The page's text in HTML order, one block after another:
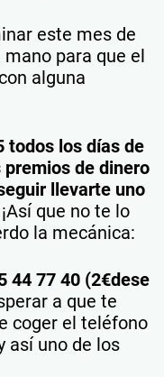
este mes de
mano para que el
alguna
todos los días de
de dinero
llevarte uno
que no te lo
la mecánica:
44 77 40 (2€dese
a que te
coger el teléfono
así uno de los